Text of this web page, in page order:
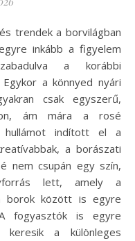
inkább a figyelem
a korábbi
a könnyed nyári
csak egyszerű,
ám mára a rosé
hullámot indított el a
a borászati
nem csupán egy szín,
lett, amely a
borok között is egyre
fogyasztók is egyre
keresik a különleges